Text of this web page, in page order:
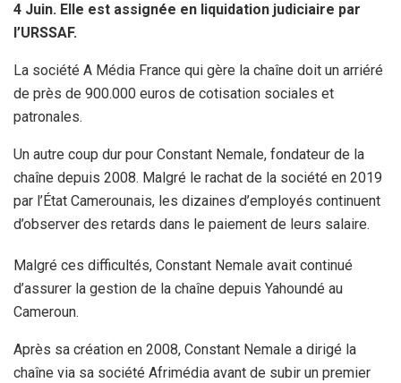
4 Juin. Elle est assignée en liquidation judiciaire par
l’URSSAF.
La société A Média France qui gère la chaîne doit un arriéré
de près de 900.000 euros de cotisation sociales et
patronales.
Un autre coup dur pour Constant Nemale, fondateur de la
chaîne depuis 2008. Malgré le rachat de la société en 2019
par l’État Camerounais, les dizaines d’employés continuent
d’observer des retards dans le paiement de leurs salaire.
Malgré ces difficultés, Constant Nemale avait continué
d’assurer la gestion de la chaîne depuis Yahoundé au
Cameroun.
Après sa création en 2008, Constant Nemale a dirigé la
chaîne via sa société Afrimédia avant de subir un premier